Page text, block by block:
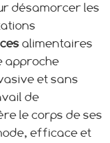
désamorcer les
alimentaires
approche
et sans
de
le corps de ses
efficace et